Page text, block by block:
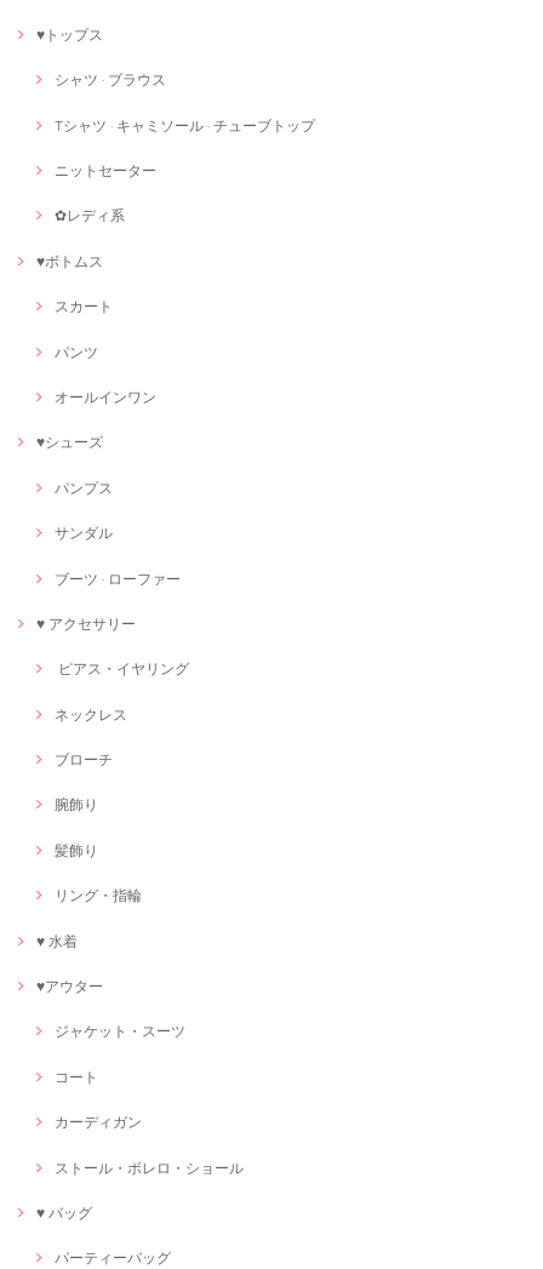
♥トップス
シャツ · ブラウス
Tシャツ · キャミソール · チューブトップ
ニットセーター
✿レディ系
♥ボトムス
スカート
パンツ
オールインワン
♥シューズ
パンプス
サンダル
ブーツ · ローファー
♥ アクセサリー
ピアス・イヤリング
ネックレス
ブローチ
腕飾り
髪飾り
リング・指輪
♥ 水着
♥アウター
ジャケット・スーツ
コート
カーディガン
ストール・ボレロ・ショール
♥ バッグ
パーティーバッグ